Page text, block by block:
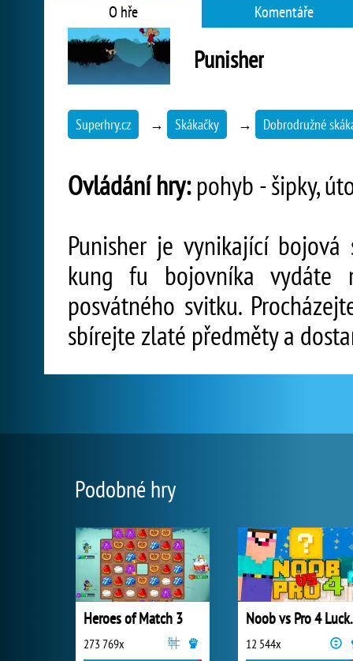
O hře Komentáře
Punisher
Superhry.cz → Skákačky → Dobrodružné
Ovládání hry:pohyb - šipky,
Punisher je vynikající
kung fu bojovníka vydáte
posvátného svitku.
sbírejte zlaté předměty a
Podobné hry
Heroes of Match 3
273 769x
Noob
12 544x